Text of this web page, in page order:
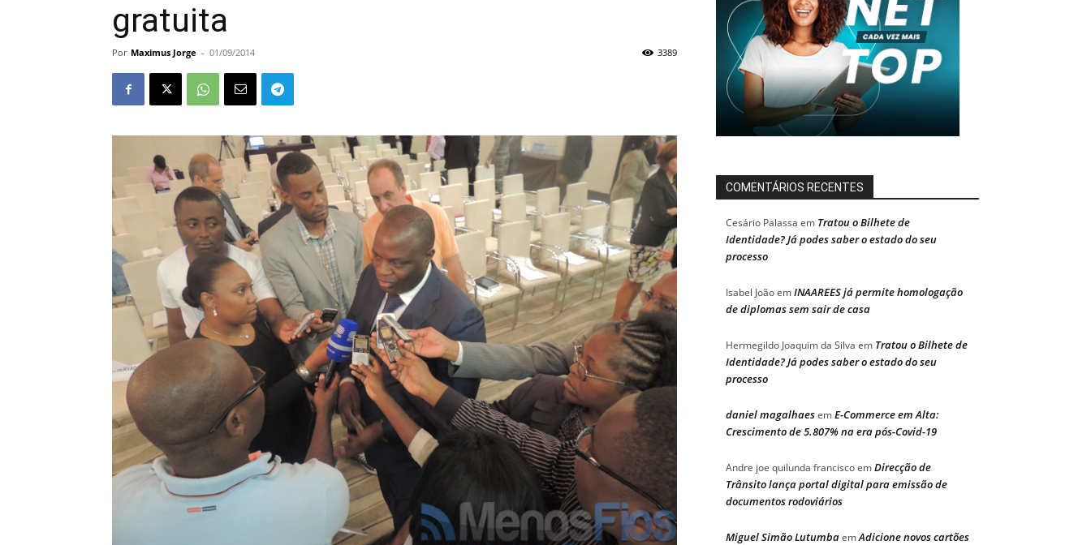
gratuita
Por Maximus Jorge - 01/09/2014 3389
COMENTÁRIOS RECENTES
Cesário Palassa em Tratou o Bilhete de
Identidade? Já podes saber o estado do seu
processo
Isabel JoãoemINAAREES já permite homologação
de diplomas sem sair de casa
Hermegildo Joaquim da Silva em Tratou o Bilhete de
Identidade? Já podes saber o estado do seu
processo
daniel magalhaesemE-Commerce em Alta:
Crescimento de 5.807% na era pós-Covid-19
Andre joe quilunda franciscoemDirecção de
Trânsito lança portal digital para emissão de
documentos rodoviários
Miguel Simão LutumbaemAdicione novos cartões